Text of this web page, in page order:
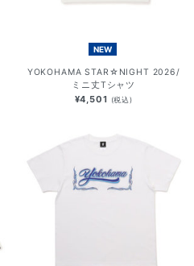
NEW
YOKOHAMA STAR☆NIGHT 2026/
ミニ丈Tシャツ
¥4,501 (税込)